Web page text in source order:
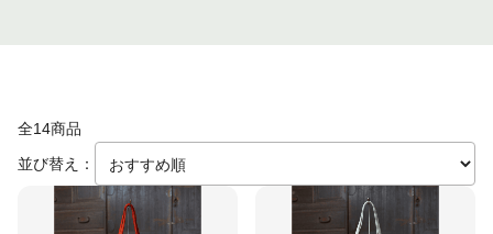
全14商品
並び替え：